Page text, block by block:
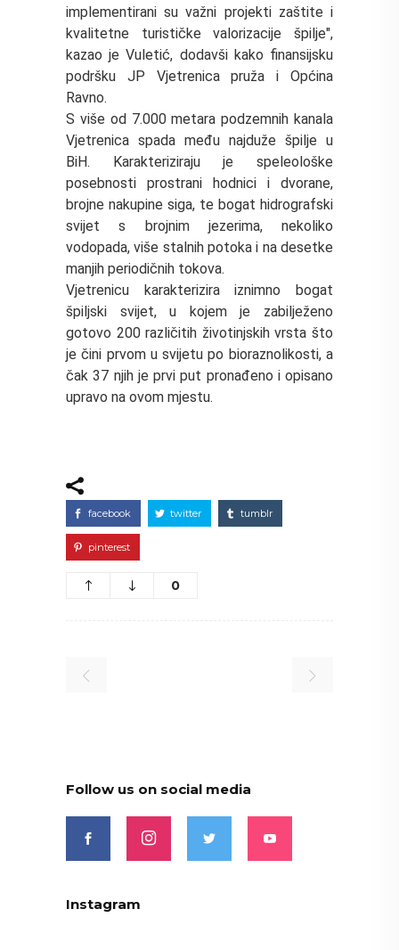
implementirani su važni projekti zaštite i
kvalitetne turističke valorizacije špilje",
kazao je Vuletić, dodavši kako finansijsku
podršku JP Vjetrenica pruža i Općina
Ravno.
S više od 7.000 metara podzemnih kanala
Vjetrenica spada među najduže špilje u
BiH. Karakteriziraju je speleološke
posebnosti prostrani hodnici i dvorane,
brojne nakupine siga, te bogat hidrografski
svijet s brojnim jezerima, nekoliko
vodopada, više stalnih potoka i na desetke
manjih periodičnih tokova.
Vjetrenicu karakterizira iznimno bogat
špiljski svijet, u kojem je zabilježeno
gotovo 200 različitih životinjskih vrsta što
je čini prvom u svijetu po bioraznolikosti, a
čak 37 njih je prvi put pronađeno i opisano
upravo na ovom mjestu.
facebook twitter tumblr
pinterest
0
Follow us on social media
Instagram